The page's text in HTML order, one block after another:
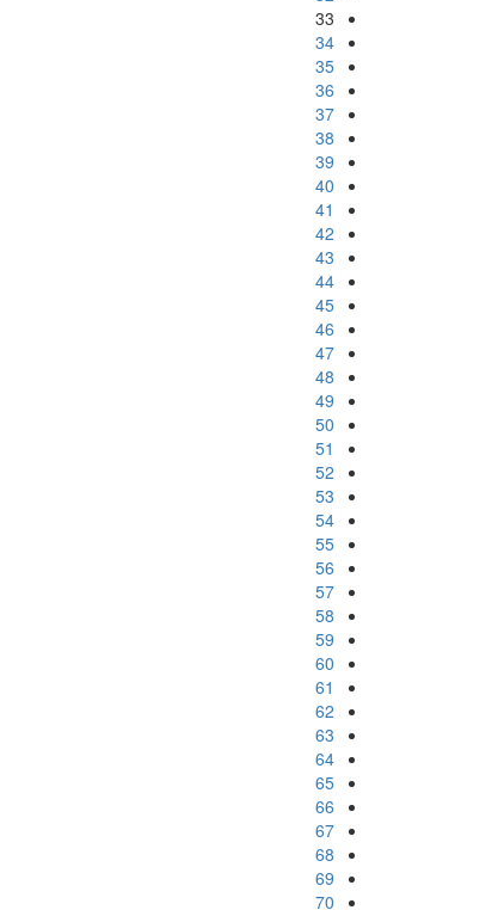
33
34
35
36
37
38
39
40
41
42
43
44
45
46
47
48
49
50
51
52
53
54
55
56
57
58
59
60
61
62
63
64
65
66
67
68
69
70